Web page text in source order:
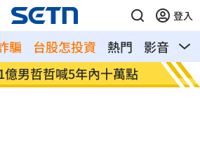
登入
騙 台股怎投資 熱門 影音
熱
男哲哲喊5年內十萬點 漢光